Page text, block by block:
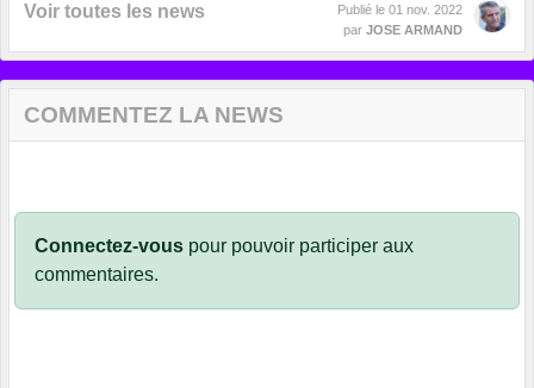
Voir toutes les news Publié le 01 nov. 2022
par JOSE ARMAND
COMMENTEZ LA NEWS
Connectez-vous pour pouvoir participer aux
commentaires.